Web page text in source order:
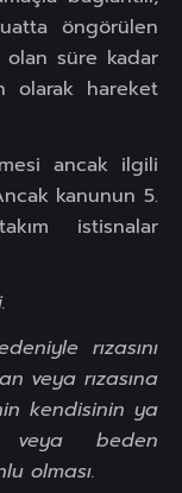
öngörülen
süre kadar
olarak hareket
ancak ilgili
kanunun 5.
istisnalar
rızasını
veya rızasına
kendisinin ya
veya beden
olması.